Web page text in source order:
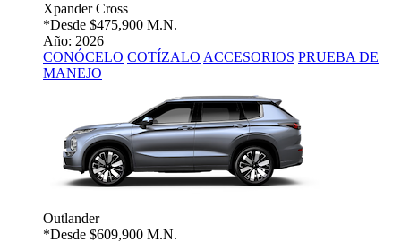
Xpander Cross
*Desde $475,900 M.N.
Año: 2026
CONÓCELO COTÍZALO ACCESORIOS PRUEBA DE
MANEJO
Outlander
*Desde $609,900 M.N.